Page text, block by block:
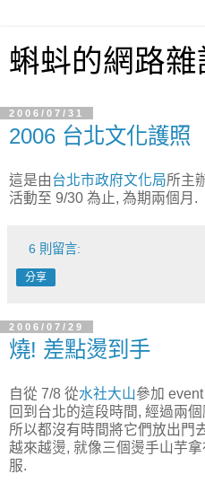
蝌蚪的網路雜
2006/07/31
2006 台北文化護照
這是由台北市政府文化局所主
活動至 9/30 為止, 為期兩個月.
6 則留言:
分享
2006/07/29
燒! 差點燙到手
自從 7/8 從水社大山參加
回到台北的這段時間, 經過兩
所以都沒有時間將它們放出門
越來越燙, 就像三個燙手山芋
服.